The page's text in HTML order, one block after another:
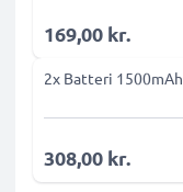
169,00 kr.
2x Batteri 1500mAh
308,00 kr.